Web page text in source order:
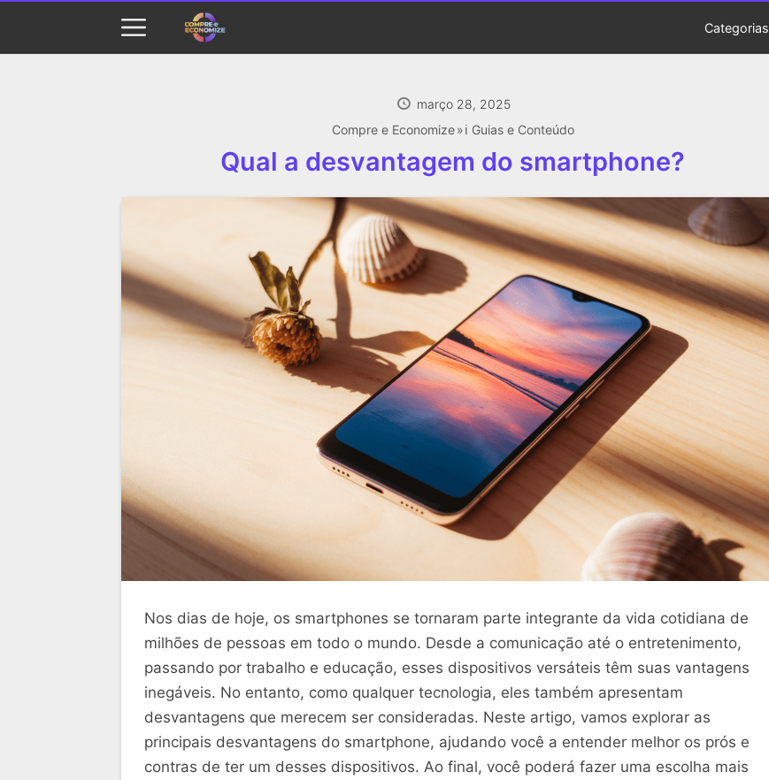
Categorias
março 28, 2025
Compre e Economize
ℹ️ Guias e Conteúdo
Qual a desvantagem do smartphone?
Nos dias de hoje, os smartphones se tornaram parte integrante da vida cotidiana de
milhões de pessoas em todo o mundo. Desde a comunicação até o entretenimento,
passando por trabalho e educação, esses dispositivos versáteis têm suas vantagens
inegáveis. No entanto, como qualquer tecnologia, eles também apresentam
desvantagens que merecem ser consideradas. Neste artigo, vamos explorar as
principais desvantagens do smartphone, ajudando você a entender melhor os prós e
contras de ter um desses dispositivos. Ao final, você poderá fazer uma escolha mais